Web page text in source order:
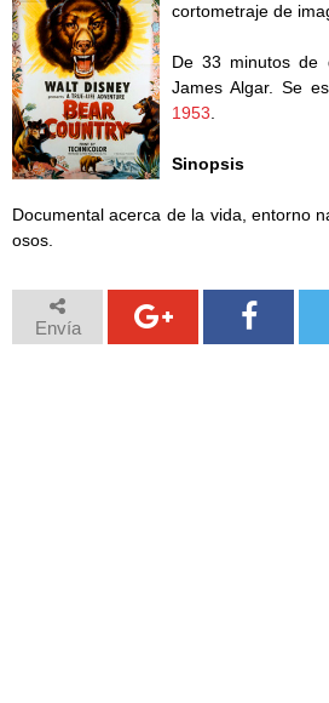
cortometraje de
De 33 minutos de
James Algar. Se
1953
Sinopsis
Documental acerca de la vida, entorno
osos.
Envía